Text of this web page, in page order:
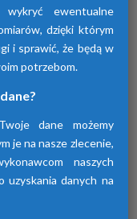
jego
normy i
ewentualne
dzięki którym
i sprawić, że będą w
potrzebom.
dane możemy
je na nasze zlecenie,
naszych
uzyskania danych na